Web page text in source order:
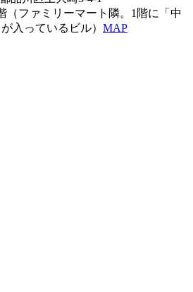
（ファミリーマート隣。1階に「中
入っているビル） MAP